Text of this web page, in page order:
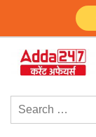
content
Search